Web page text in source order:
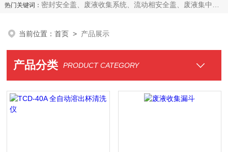
热门关键词： 密封安全盖、废液收集系统、流动相安全盖、废液集中收集系统、废液收集漏斗，全自动溶出杯清洗仪、全自动溶出脱气机、无管道通风柜、无管道药品柜
当前位置：首页 > 产品展示
产品分类 PRODUCT CATEGORY